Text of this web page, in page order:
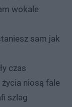
wokale
sam jak
czas
niosą fale
szlag